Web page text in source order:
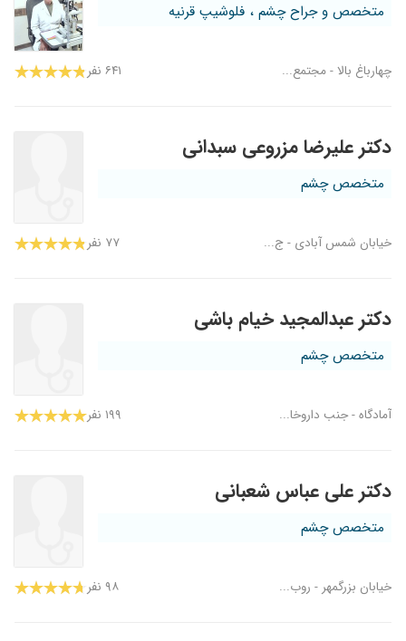
متخصص و جراح چشم ، فلوشیپ قرنیه
چهارباغ بالا - مجتمع... ۶۴۱ نفر
دکتر علیرضا مزروعی سبدانی
متخصص چشم
خیابان شمس آبادی - ج... ۷۷ نفر
دکتر عبدالمجید خیام باشی
متخصص چشم
آمادگاه - جنب داروخا... ۱۹۹ نفر
دکتر علی عباس شعبانی
متخصص چشم
خیابان بزرگمهر - روب... ۹۸ نفر